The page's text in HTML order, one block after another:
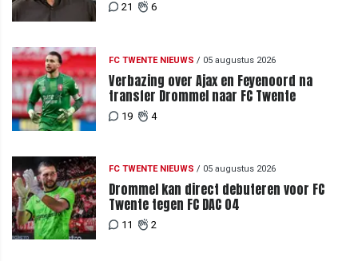
21 6
FC TWENTE NIEUWS / 05 augustus 2026
Verbazing over Ajax en Feyenoord na
transfer Drommel naar FC Twente
19 4
FC TWENTE NIEUWS / 05 augustus 2026
Drommel kan direct debuteren voor FC
Twente tegen FC DAC 04
11 2